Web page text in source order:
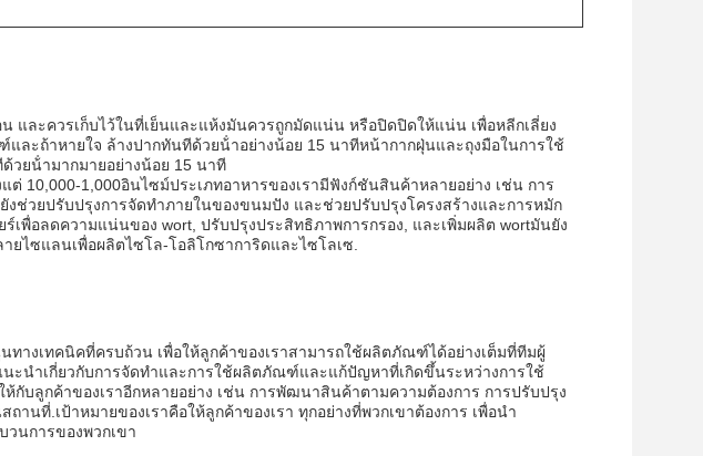
และควรเก็บไว้ในที่เย็นและแห้งมันควรถูกมัดแน่น หรือปิดปิดให้แน่น เพื่อหลีกเลี่ยง
ะถ้าหายใจ ล้างปากทันทีด้วยน้ําอย่างน้อย 15 นาทีหน้ากากฝุ่นและถุงมือในการใช้
วยน้ํามากมายอย่างน้อย 15 นาที
10,000-1,000อินไซม์ประเภทอาหารของเรามีฟังก์ชันสินค้าหลายอย่าง เช่น การ
วยปรับปรุงการจัดทําภายในของขนมปัง และช่วยปรับปรุงโครงสร้างและการหมัก
เพื่อลดความแน่นของ wort, ปรับปรุงประสิทธิภาพการกรอง, และเพิ่มผลิต wortมันยัง
ยไซแลนเพื่อผลิตไซโล-โอลิโกซาการิดและไซโลเซ.
างเทคนิคที่ครบถ้วน เพื่อให้ลูกค้าของเราสามารถใช้ผลิตภัณฑ์ได้อย่างเต็มที่ทีมผู้
ะนําเกี่ยวกับการจัดทําและการใช้ผลิตภัณฑ์และแก้ปัญหาที่เกิดขึ้นระหว่างการใช้
กับลูกค้าของเราอีกหลายอย่าง เช่น การพัฒนาสินค้าตามความต้องการ การปรับปรุง
านที่.เป้าหมายของเราคือให้ลูกค้าของเรา ทุกอย่างที่พวกเขาต้องการ เพื่อนํา
วนการของพวกเขา